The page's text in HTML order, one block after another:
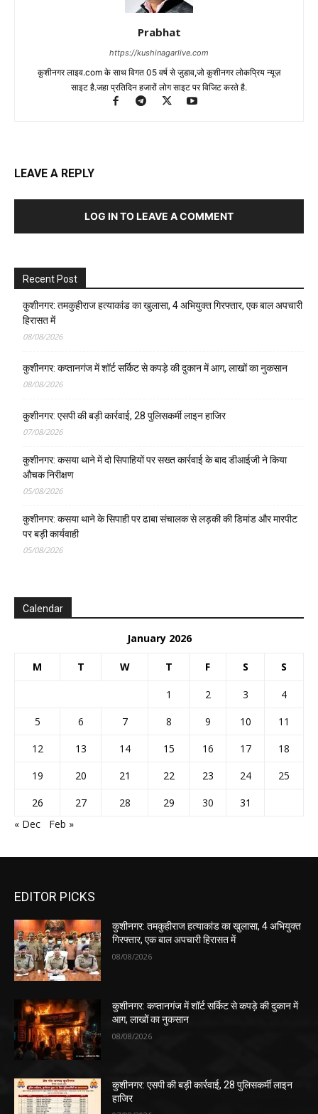
Prabhat
https://kushinagarlive.com
कुशीनगर लाइव.com के साथ विगत 05 वर्ष से जुडाव,जो कुशीनगर लोकप्रिय न्यूज़
साइट है.जहा प्रतिदिन हजारों लोग साइट पर विजिट करते है.
LEAVE A REPLY
LOG IN TO LEAVE A COMMENT
Recent Post
कुशीनगर: तमकुहीराज हत्याकांड का खुलासा, 4 अभियुक्त गिरफ्तार, एक बाल अपचारी
हिरासत में
08/08/2026
कुशीनगर: कप्तानगंज में शॉर्ट सर्किट से कपड़े की दुकान में आग, लाखों का नुकसान
08/08/2026
कुशीनगर: एसपी की बड़ी कार्रवाई, 28 पुलिसकर्मी लाइन हाजिर
07/08/2026
कुशीनगर: कसया थाने में दो सिपाहियों पर सख्त कार्रवाई के बाद डीआईजी ने किया
औचक निरीक्षण
05/08/2026
कुशीनगर: कसया थाने के सिपाही पर ढाबा संचालक से लड़की की डिमांड और मारपीट
पर बड़ी कार्यवाही
05/08/2026
Calendar
January 2026
M T W T F S S
1 2 3
4
5
6 7 8 9 10
11
12
13 14 15 16 17
18
19
20 21 22 23 24
25
26
27 28 29 30
31
« Dec
Feb »
EDITOR PICKS
कुशीनगर: तमकुहीराज हत्याकांड का खुलासा, 4 अभियुक्त
गिरफ्तार, एक बाल अपचारी हिरासत में
08/08/2026
कुशीनगर: कप्तानगंज में शॉर्ट सर्किट से कपड़े की दुकान में
आग, लाखों का नुकसान
08/08/2026
कुशीनगर: एसपी की बड़ी कार्रवाई, 28 पुलिसकर्मी लाइन
हाजिर